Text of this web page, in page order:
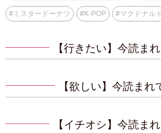
#ミスタードーナツ #K-POP #マクドナルド
【行きたい】今読ま
【欲しい】今読まれ
【イチオシ】今読ま